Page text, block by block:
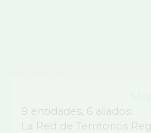
9 entidades, 6 aliados:
La Red de Territorios